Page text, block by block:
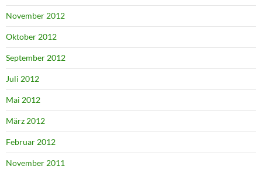
November 2012
Oktober 2012
September 2012
Juli 2012
Mai 2012
März 2012
Februar 2012
November 2011